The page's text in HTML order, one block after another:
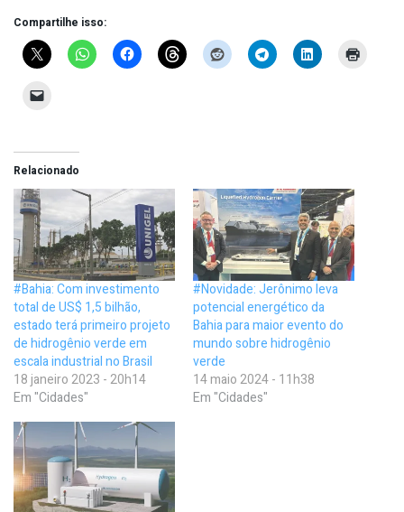
Compartilhe isso:
Relacionado
#Bahia: Com investimento
total de US$ 1,5 bilhão,
estado terá primeiro projeto
de hidrogênio verde em
escala industrial no Brasil
18 janeiro 2023 - 20h14
Em "Cidades"
#Novidade: Jerônimo leva
potencial energético da
Bahia para maior evento do
mundo sobre hidrogênio
verde
14 maio 2024 - 11h38
Em "Cidades"